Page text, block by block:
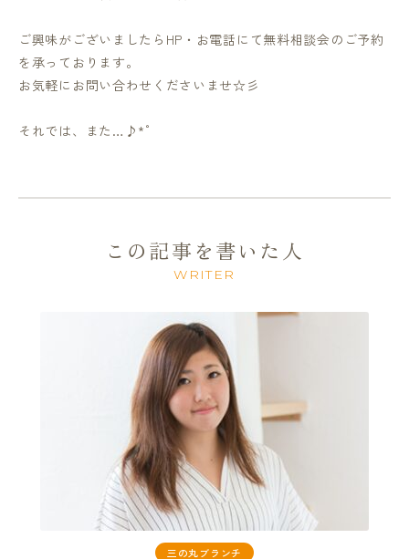
ご興味がございましたらHP・お電話にて無料相談会のご予約
を承っております。
お気軽にお問い合わせくださいませ☆彡
それでは、また…♪*゜
この記事を書いた人
WRITER
三の丸ブランチ